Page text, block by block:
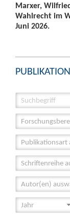
Marxer,
Wahlrecht im
Juni 2026.
Publikationsart
Schriftenreihe
Autor(en)